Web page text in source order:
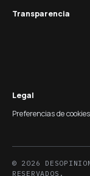
Transparencia
Legal
Preferencias de cookies
© 2026
RESERVADOS.